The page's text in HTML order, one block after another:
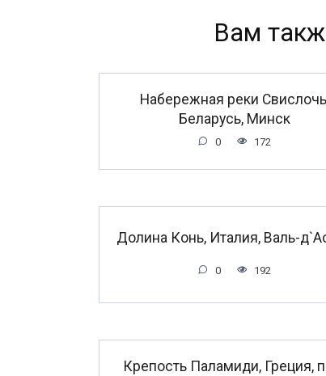
Вам
Набережная реки
Беларусь, Минск
0 172
Долина Конь, Италия, Валь-
0 192
Крепость Паламиди, Греция,